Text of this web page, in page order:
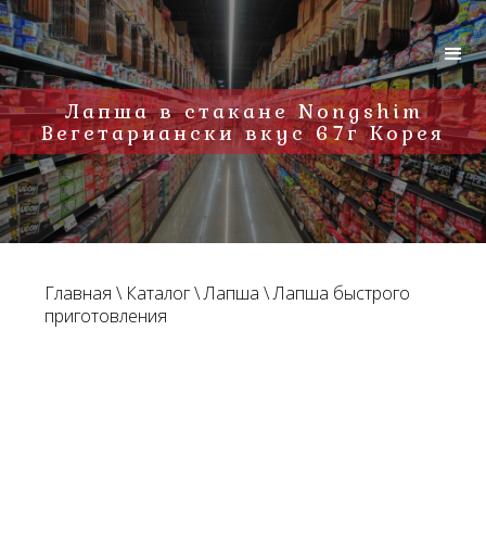
Лапша в стакане Nongshim
Вегетариански вкус 67г Корея
Главная \ Каталог\Лапша \Лапша быстрого
приготовления